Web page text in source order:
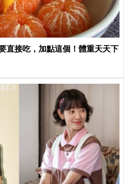
直接吃，加點這個！體重天天下